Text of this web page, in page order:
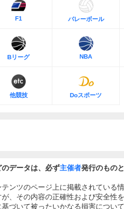
F1 バレーボール
Bリーグ NBA
他競技 Doスポーツ
データは、必ず主催者発行のもの
ンツのページ上に掲載されている
、その内容の正確性および安全性
づいて被ったいかなる損害につい